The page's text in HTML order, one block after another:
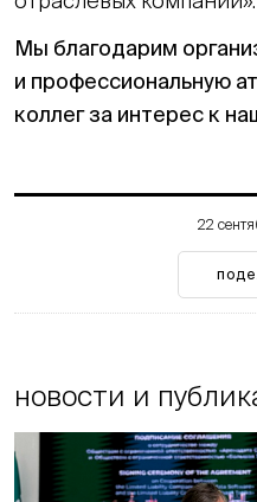
Мы благодарим
и профессиональную
коллег за интерес к
22
новости и